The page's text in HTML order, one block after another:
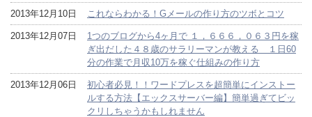
2013年12月10日 これならわかる！Gメールの作り方のツボとコツ
2013年12月07日
1つのブログから4ヶ月で １，６６６，０６３円を稼
ぎ出だした４８歳のサラリーマンが教える １日60
分の作業で月収10万を稼ぐ仕組みの作り方
2013年12月06日
初心者必見！！ワードプレスを超簡単にインストー
ルする方法【エックスサーバー編】簡単過ぎてビッ
クリしちゃうかもしれません